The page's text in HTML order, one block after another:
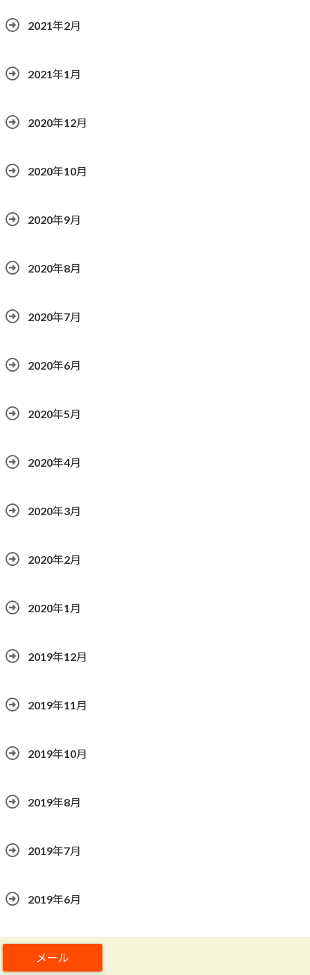
2021年2月
2021年1月
2020年12月
2020年10月
2020年9月
2020年8月
2020年7月
2020年6月
2020年5月
2020年4月
2020年3月
2020年2月
2020年1月
2019年12月
2019年11月
2019年10月
2019年8月
2019年7月
2019年6月
2019年5月